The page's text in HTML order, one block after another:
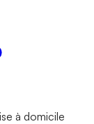
à domicile